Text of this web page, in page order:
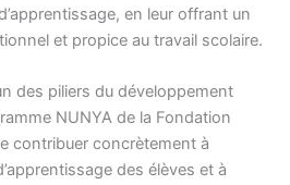
en leur offrant un
et propice au travail scolaire.
des piliers du développement
NUNYA de la Fondation
contribuer concrètement à
des élèves et à